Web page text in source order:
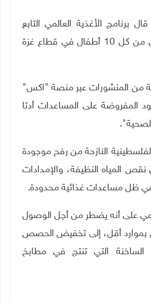
7-6-2024 وفا- قال برنامج الأغذية العالمي التابع
للأمم المتحدة إن 9 أطفال من كل 10 أطفال في قطاع غزة
من المنشورات عبر منصة "اكس"
المفروضة على المساعدات أدتا
النازحة من رفح موجودة
المياه النظيفة، والإمدادات
في ظل مساعدات غذائية محدودة.
على أنه يضطر من أجل الوصول
بموارد أقل، إلى تخفيض الحصص
الساخنة التي تنتج في مطابخ